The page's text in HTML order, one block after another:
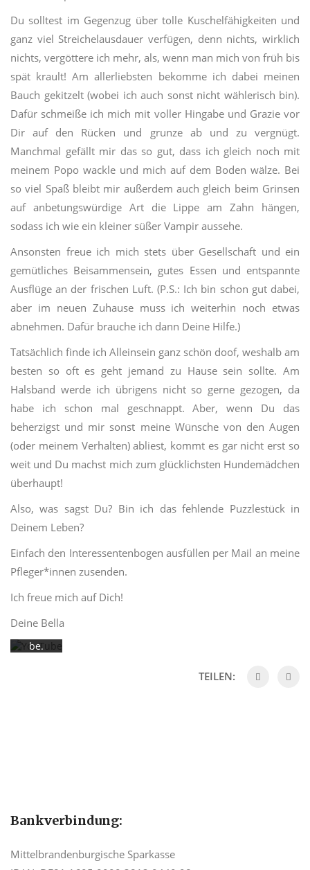
Du solltest im Gegenzug über tolle Kuschelfähigkeiten und
ganz viel Streichelausdauer verfügen, denn nichts, wirklich
nichts, vergöttere ich mehr, als, wenn man mich von früh bis
spät krault! Am allerliebsten bekomme ich dabei meinen
Bauch gekitzelt (wobei ich auch sonst nicht wählerisch bin).
Dafür schmeiße ich mich mit voller Hingabe und Grazie vor
Dir auf den Rücken und grunze ab und zu vergnügt.
Manchmal gefällt mir das so gut, dass ich gleich noch mit
meinem Popo wackle und mich auf dem Boden wälze. Bei
so viel Spaß bleibt mir außerdem auch gleich beim Grinsen
auf anbetungswürdige Art die Lippe am Zahn hängen,
sodass ich wie ein kleiner süßer Vampir aussehe.
Ansonsten freue ich mich stets über Gesellschaft und ein
gemütliches Beisammensein, gutes Essen und entspannte
Ausflüge an der frischen Luft. (P.S.: Ich bin schon gut dabei,
aber im neuen Zuhause muss ich weiterhin noch etwas
abnehmen. Dafür brauche ich dann Deine Hilfe.)
Tatsächlich finde ich Alleinsein ganz schön doof, weshalb am
besten so oft es geht jemand zu Hause sein sollte. Am
Halsband werde ich übrigens nicht so gerne gezogen, da
habe ich schon mal geschnappt. Aber, wenn Du das
beherzigst und mir sonst meine Wünsche von den Augen
(oder meinem Verhalten) abliest, kommt es gar nicht erst so
weit und Du machst mich zum glücklichsten Hundemädchen
überhaupt!
Also, was sagst Du? Bin ich das fehlende Puzzlestück in
Deinem Leben?
Einfach den Interessentenbogen ausfüllen per Mail an meine
Pfleger*innen zusenden.
Ich freue mich auf Dich!
Deine Bella
dem
des
Videos
ieren
Sie die
Datens
chutze
ng von
be.
TEILEN:
Bankverbindung:
Mittelbrandenburgische Sparkasse